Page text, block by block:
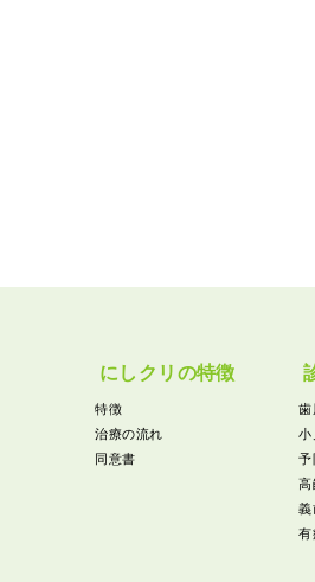
にしクリの特徴
特徴
治療の流れ
同意書
義